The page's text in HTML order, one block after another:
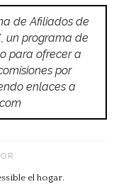
de Afiliados de
un programa de
para ofrecer a
por
enlaces a
el hogar.